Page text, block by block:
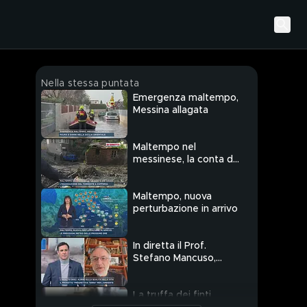
Nella stessa puntata
Emergenza maltempo,
Messina allagata
Maltempo nel
messinese, la conta dei
Maltempo, nuova
perturbazione in arrivo
In diretta il Prof.
Stefano Mancuso,
La truffa dei finti